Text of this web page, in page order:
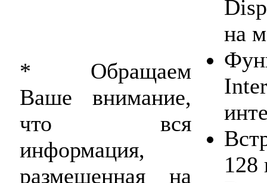
* Обращаем
Ваше внимание,
что вся
информация,
размещенная на
на
128